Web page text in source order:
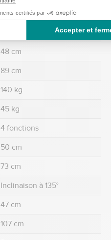
Standard
48 cm
89 cm
140 kg
45 kg
4 fonctions
50 cm
73 cm
Inclinaison à 135°
47 cm
107 cm